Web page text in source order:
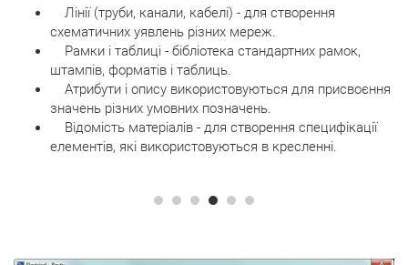
Лінії (труби, канали, кабелі) - для створення
схематичних уявлень різних мереж.
Рамки і таблиці - бібліотека стандартних рамок,
штампів, форматів і таблиць.
Атрибути і опису використовуються для присвоєння
значень різних умовних позначень.
Відомість матеріалів - для створення специфікації
елементів, які використовуються в кресленні.